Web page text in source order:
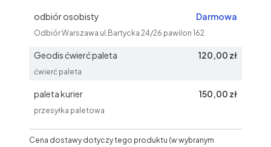
odbiór osobisty Darmowa
Odbiór Warszawa ul.Bartycka 24/26 pawilon 162
Geodis ćwierć paleta 120,00 zł
ćwierć paleta
paleta kurier 150,00 zł
przesyłka paletowa
Cena dostawy dotyczy tego produktu (w wybranym